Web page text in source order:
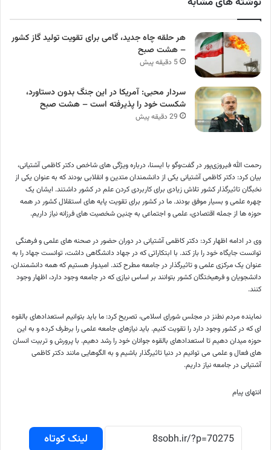
هر حلقه چاه جدید، گامی برای تقویت تولید گاز کشور
– هشت صبح
5 دقیقه پیش
سردار محبی: آمریکا در این جنگ بدون دستاورد،
شکست خود را پذیرفته است – هشت صبح
29 دقیقه پیش
رحمت الله فیروزی‌پور در گفت‌وگو با ایسنا، درباره ویژگی های شاخص دکتر کاظمی آشتیانی،
بیان کرد: دکتر کاظمی آشتیانی یکی از دانشمندان متدین و انقلابی بودند که به عنوان یکی از
نخبگان تاثیرگذار کشور تلاش زیادی برای کاربردی کردن علم در کشور داشتند. ایشان یک
چهره علمی و بسیار موفق بودند. ما در کشور برای تقویت پایه های استقلال کشور در همه
حوزه ها از جمله اقتصادی، علمی و اجتماعی به چنین شخصیت های فرزانه نیاز داریم.
وی در ادامه اظهار کرد: دکتر کاظمی آشتیانی در دوران حضور در صحنه های علمی و فرهنگی
توانست جایگاه خود را باز کند. با ابتکاراتی که در جهاد دانشگاهی داشت، توانست جهاد را به
عنوان یک مرکزی علمی و تاثیرگذار در جامعه مطرح کند. امیدوار هستیم که همه دانشمندان،
دانشجویان و فرهیختگان کشور بتوانند بر اساس نیازی که در جامعه وجود دارد، اظهار وجود
کنند.
نماینده مردم نطنز در مجلس شورای اسلامی، تصریح کرد: ما باید بتوانیم استعدادهای بالقوه
ای که در کشور وجود دارد را تقویت کنیم. باید نیازهای جامعه علمی را برطرف کرده و به این
حوزه میدان دهیم تا استعدادهای بالقوه جوانان خود را رشد دهیم. با پرورش و تربیت انسان
های فعال و علمی می توانیم در دنیا تاثیرگذار باشیم و به الگوهایی مانند دکتر کاظمی
آشتیانی در جامعه نیاز داریم.
انتهای پیام
لینک کوتاه